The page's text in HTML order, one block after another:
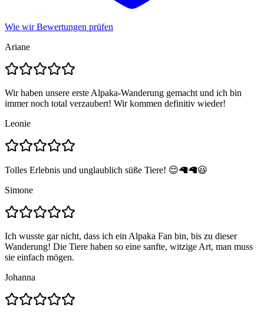
Wie wir Bewertungen prüfen
Ariane
Wir haben unsere erste Alpaka-Wanderung gemacht und ich bin
immer noch total verzaubert! Wir kommen definitiv wieder!
Leonie
Tolles Erlebnis und unglaublich süße Tiere! 😌🦙🦙😃
Simone
Ich wusste gar nicht, dass ich ein Alpaka Fan bin, bis zu dieser
Wanderung! Die Tiere haben so eine sanfte, witzige Art, man muss
sie einfach mögen.
Johanna